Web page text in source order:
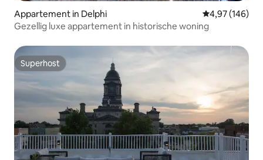
Appartement in Delphi Gemiddelde
4,97 (146)
Gezellig luxe appartement in historische woning
Superhost
Superhost